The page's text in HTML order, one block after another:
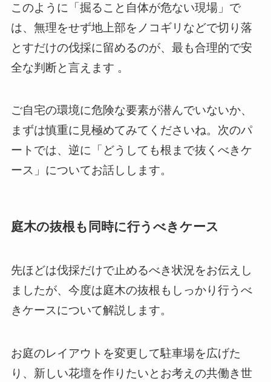
このように「掘ること自体が危ない現場」で
は、無理をせず地上部をノコギリなどで切り落
とすだけの伐採に留めるのが、最も合理的で安
全な判断と言えます 。
ご自宅の環境に危険な要素が潜んでいないか、
まずは慎重に見極めてみてくださいね。次のパ
ートでは、逆に「どうしても根まで抜くべきケ
ース」についてお話しします。
庭木の抜根も同時に行うべきケース
先ほどは伐採だけで止めるべき状況をお伝えし
ましたが、今度は庭木の抜根もしっかり行うべ
きケースについて解説します。
お庭のレイアウトを変更して駐車場を広げた
り、新しい花壇を作りたいとお考えの共働き世